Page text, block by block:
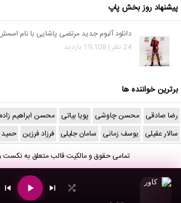
پیشنهاد روز بخش پاپ
دانلود آلبوم جدید مرتضی پاشایی با نام
24 نظر | 19,108 بازدید
برترین خواننده ها
رضا صادقی محسن چاوشی پویا بیاتی محسن ابراهیم زاده
سالار عقیلی یوسف زمانی سامان جلیلی فرزاد فرزین حمید
تمامی حقوق و مالکیت قالب متعلق بهنکست